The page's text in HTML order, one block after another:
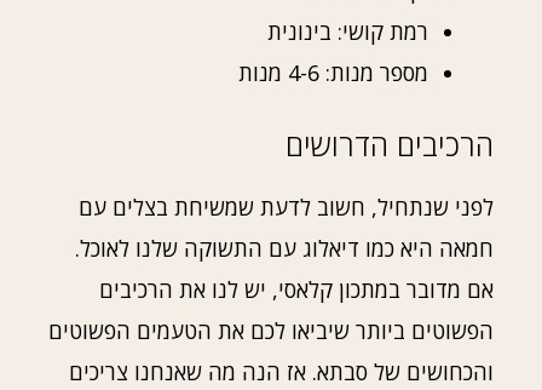
רמת קושי: בינונית
מספר מנות: 4-6 מנות
הרכיבים הדרושים
לפני שנתחיל, חשוב לדעת שמשיחת בצלים עם
חמאה היא כמו דיאלוג עם התשוקה שלנו לאוכל.
אם מדובר במתכון קלאסי, יש לנו את הרכיבים
הפשוטים ביותר שיביאו לכם את הטעמים הפשוטים
והכחושים של סבתא. אז הנה מה שאנחנו צריכים